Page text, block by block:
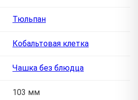
Тюльпан
Кобальтовая клетка
Чашка без блюдца
103 мм